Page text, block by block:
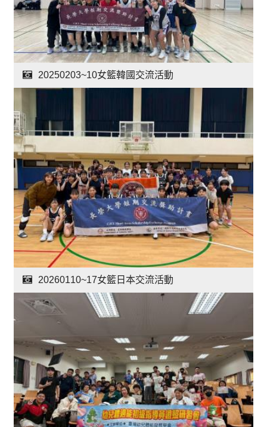
20250203~10女籃韓國交流活動
20260110~17女籃日本交流活動